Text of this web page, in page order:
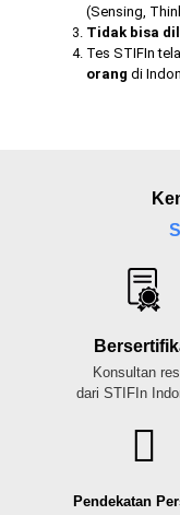
(Sensing,
Tidak bisa
Tes STIFIn
orang di
Konsultan
dari STIFIn
Pendekatan